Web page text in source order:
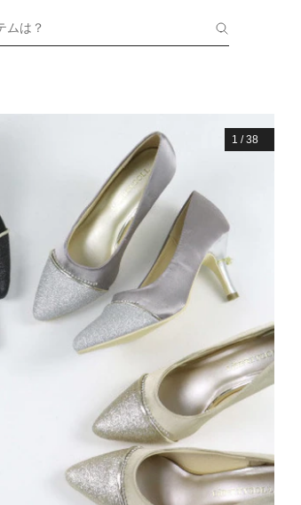
ムは？
1 /38